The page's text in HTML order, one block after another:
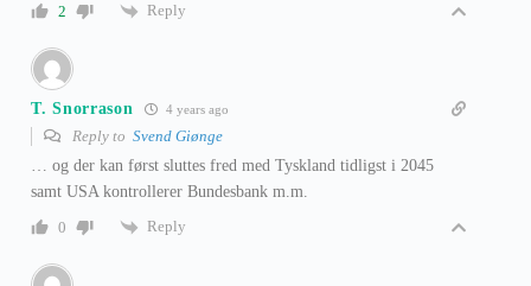
2
Reply
T. Snorrason 4 years ago
Reply to Svend Giønge
… og der kan først sluttes fred med Tyskland tidligst i 2045
samt USA kontrollerer Bundesbank m.m.
0
Reply